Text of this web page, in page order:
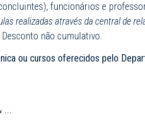
funcionários e
realizadas através da central de
Desconto não cumulativo.
ou cursos oferecidos pelo
...